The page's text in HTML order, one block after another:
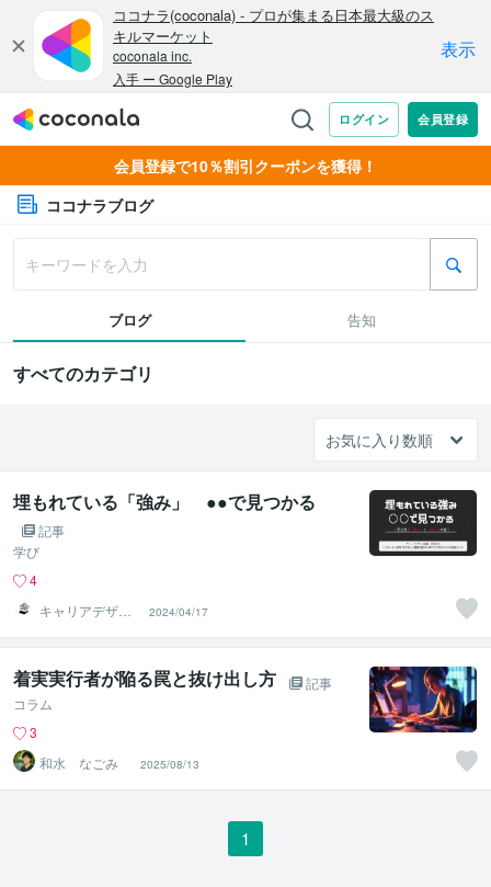
会員登録で10％割引クーポンを獲得！
ココナラブログ
ブログ 告知
すべてのカテゴリ
埋もれている「強み」 ●●で見つかる
記事
学び
4
キャリアデザイ
ン総研 MEBAE
2024/04/17
着実実行者が陥る罠と抜け出し方
記事
コラム
3
和水 なごみ
2025/08/13
1